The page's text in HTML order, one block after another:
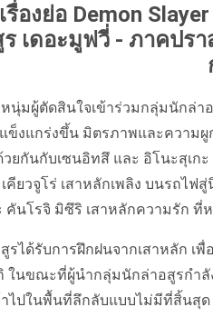
เรื่องย่อ Demon
เดอะมูฟวี่ - ภาคปร
นุ่มผู้ตัดสินใจเข้าร่วมกลุ่มนักล่า
ข็งแกร่งขึ้น มิตรภาพและความ
ยกันกับเซนอิทสึ และ อิโนะสุเก
คียวจูโร่ เสาหลักเพลิง บนรถไฟ
คันโรจิ มิซึริ เสาหลักความรัก ที่
ได้รับการฝึกฝนจากเสาหลัก เ
นขณะที่ผู้นำกลุ่มนักล่าอสูรกำลั
ไปในพื้นที่ลึกลับแบบไม่มีที่สิ้นสุ